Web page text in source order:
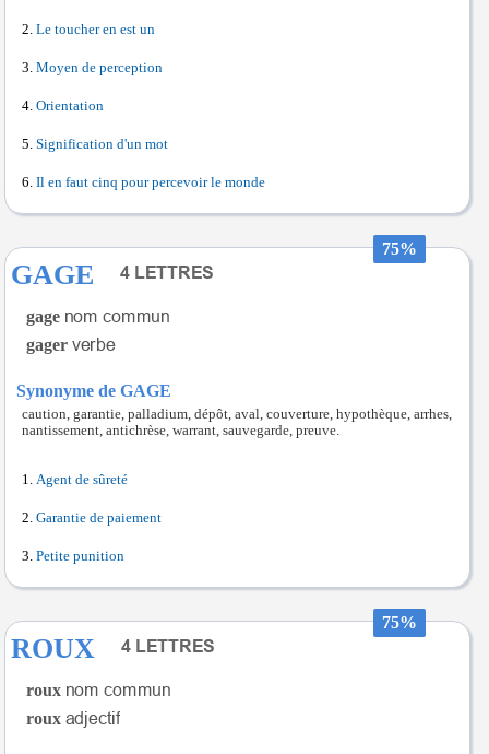
Le toucher en est un
Moyen de perception
Orientation
Signification d'un mot
Il en faut cinq pour percevoir le monde
75%
GAGE
gage
gager
Synonyme de GAGE
caution, garantie, palladium, dépôt, aval, couverture, hypothèque, arrhes,
nantissement, antichrèse, warrant, sauvegarde, preuve.
Agent de sûreté
Garantie de paiement
Petite punition
75%
ROUX
roux
roux